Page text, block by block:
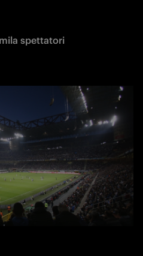
spettatori